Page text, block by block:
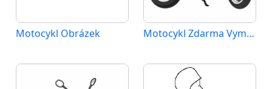
Motocykl Obrázek Motocykl Zdarma Vymalovatelné Obrázek